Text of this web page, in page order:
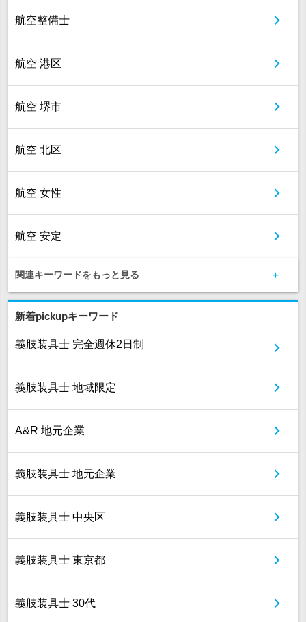
航空整備士
航空 港区
航空 堺市
航空 北区
航空 女性
航空 安定
関連キーワードをもっと見る
新着pickupキーワード
義肢装具士 完全週休2日制
義肢装具士 地域限定
A&R 地元企業
義肢装具士 地元企業
義肢装具士 中央区
義肢装具士 東京都
義肢装具士 30代